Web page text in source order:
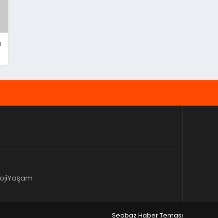
Yaşam
Seobaz Haber Teması